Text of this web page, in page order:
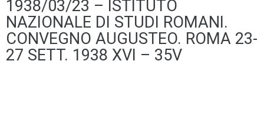
1938/03/23 – ISTITUTO
NAZIONALE DI STUDI ROMANI.
CONVEGNO AUGUSTEO. ROMA 23-
27 SETT. 1938 XVI – 35V